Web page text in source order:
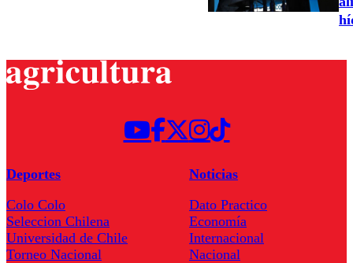
Deportes
Colo Colo
Seleccion Chilena
Universidad de Chile
Torneo Nacional
Noticias
Dato Practico
Economía
Internacional
Nacional